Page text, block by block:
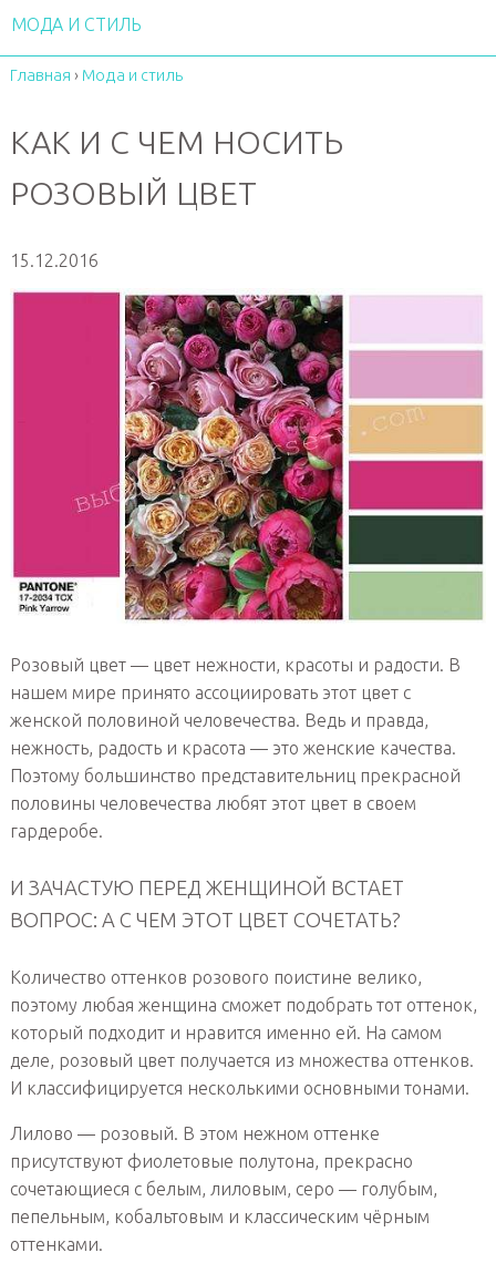
МОДА И СТИЛЬ
Главная › Мода и стиль
КАК И С ЧЕМ НОСИТЬ
РОЗОВЫЙ ЦВЕТ
15.12.2016
Розовый цвет — цвет нежности, красоты и радости. В
нашем мире принято ассоциировать этот цвет с
женской половиной человечества. Ведь и правда,
нежность, радость и красота — это женские качества.
Поэтому большинство представительниц прекрасной
половины человечества любят этот цвет в своем
гардеробе.
И ЗАЧАСТУЮ ПЕРЕД ЖЕНЩИНОЙ ВСТАЕТ
ВОПРОС: А С ЧЕМ ЭТОТ ЦВЕТ СОЧЕТАТЬ?
Количество оттенков розового поистине велико,
поэтому любая женщина сможет подобрать тот оттенок,
который подходит и нравится именно ей. На самом
деле, розовый цвет получается из множества оттенков.
И классифицируется несколькими основными тонами.
Лилово — розовый. В этом нежном оттенке
присутствуют фиолетовые полутона, прекрасно
сочетающиеся с белым, лиловым, серо — голубым,
пепельным, кобальтовым и классическим чёрным
оттенками.